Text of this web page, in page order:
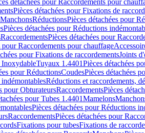
détachées pour Raccordements pour
Pièces détachées pour Fixations de
RéductionsPièces détachées pour
Pièces détachées pour Réductions
RaccordementsPièces détachées pour
pour Raccordements pour chauffage
pour Fixations de raccordementsJoints
InoxydableTuyaux 1.4401Pièces détachées
pour RéductionsCoudesPièces détachées
Réductions et raccordements,
pour ObturateursRaccordementsPièces
pour Tubes 1.4401Mamelons
Pièces détachées pour Réductions
RaccordementsPièces détachées pour
Fixations pour tubesFixations de